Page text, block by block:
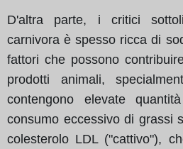
D'altra parte, i critici
carnivora è spesso ricca di
fattori che possono
prodotti animali,
contengono elevate
consumo eccessivo di grassi
colesterolo LDL ("cattivo"),